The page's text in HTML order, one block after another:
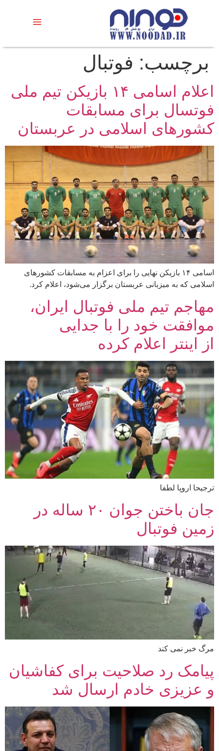
برچسب: فوتبال
اعلام اسامی ۱۴ بازیکن تیم ملی
فوتسال برای مسابقات
کشور‌های اسلامی در عربستان
اسامی ۱۴ بازیکن نهایی را برای اعزام به مسابقات کشور‌های
اسلامی که به میزبانی عربستان برگزار می‌شود، اعلام کرد.
مهاجم تیم ملی فوتبال ایران،
موافقت خود را با جدایی
از اینتر اعلام کرده
ترجیحا اروپا لطفا
جان باختن جوان ۲۰ ساله در
زمین فوتبال
مرگ خبر نمی کند
پیامک رد صلاحیت برای کفاشیان
و عزیزی خادم ارسال شد